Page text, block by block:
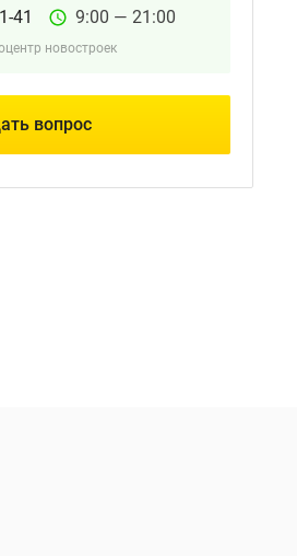
41 9:00 — 21:00
новостроек
вопрос